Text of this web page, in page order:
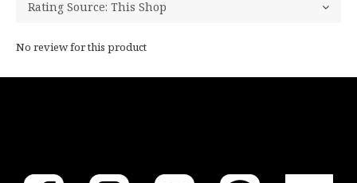
No review for this product